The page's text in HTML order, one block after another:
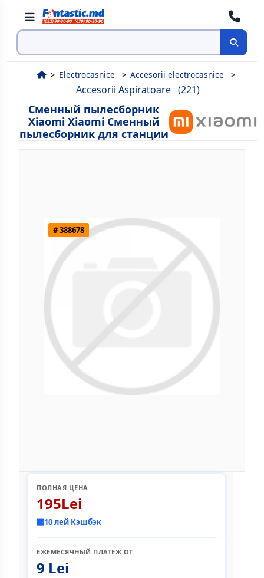
Поиск
Electrocasnice Accesorii electrocasnice
Accesorii Aspiratoare (221)
Сменный пылесборник
Xiaomi Xiaomi Сменный
пылесборник для станции
# 388678
ПОЛНАЯ ЦЕНА
195Lei
10 лей Кэшбэк
ЕЖЕМЕСЯЧНЫЙ ПЛАТЁЖ ОТ
9 Lei